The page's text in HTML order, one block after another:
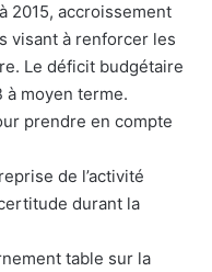
2015, accroissement
visant à renforcer les
Le déficit budgétaire
à moyen terme.
prendre en compte
de l’activité
durant la
table sur la